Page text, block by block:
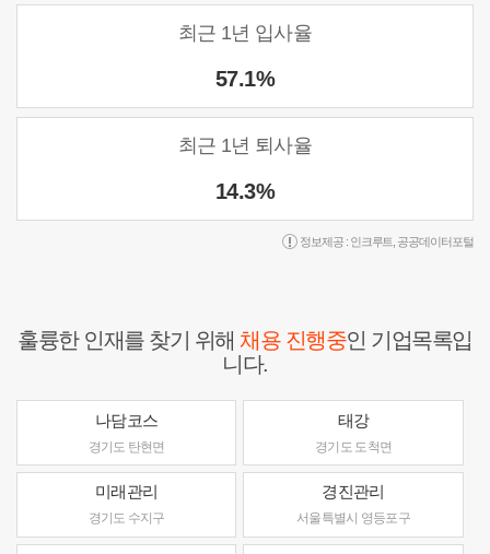
최근 1년 입사율
57.1%
최근 1년 퇴사율
14.3%
정보제공 : 인크루트 공공데이터포털
훌륭한 인재를 찾기 위해채용 진행중인 기업목록입
니다.
나담코스
경기도 탄현면
태강
경기도 도척면
미래관리
경기도 수지구
경진관리
서울특별시 영등포구